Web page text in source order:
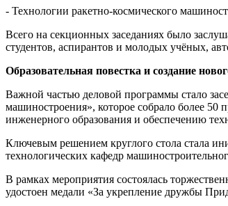
- Технологии ракетно-космического
Всего на секционных заседаниях было
студентов, аспирантов и молодых учёных,
Образовательная повестка и создание
Важной частью деловой программы стало
машиностроения», которое собрало более
инженерного образования и обеспечению
Ключевым решением круглого стола стала
технологических кафедр
В рамках мероприятия состоялась
удостоен медали «За укрепление дружбы